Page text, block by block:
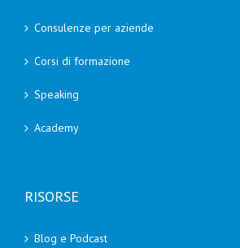
Consulenze per aziende
Corsi di formazione
Speaking
Academy
RISORSE
Blog e Podcast